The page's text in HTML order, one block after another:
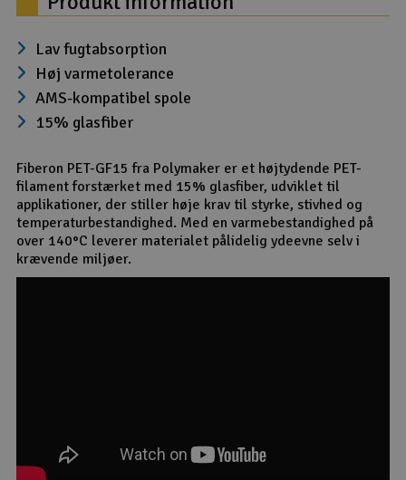
Smarthjem, leg og hobby
Solenergi
Værktøj, udstyr og tilbehør
Lav fugtabsorption
Høj varmetolerance
AMS-kompatibel spole
15% glasfiber
Fiberon PET-GF15 fra Polymaker er et højtydende PET-
filament forstærket med 15% glasfiber, udviklet til
applikationer, der stiller høje krav til styrke, stivhed og
temperaturbestandighed. Med en varmebestandighed på
over 140°C leverer materialet pålidelig ydeevne selv i
krævende miljøer.